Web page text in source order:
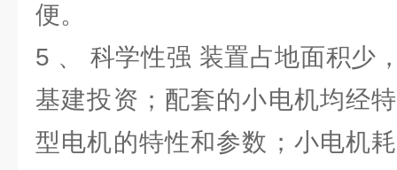
便。
5 、 科学性强 装置占地面积少
基建投资；配套的小电机均经
型电机的特性和参数；小电机